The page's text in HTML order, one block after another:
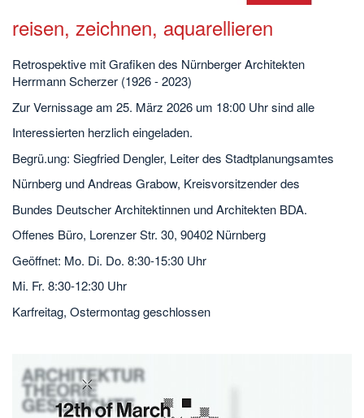
reisen, zeichnen, aquarellieren
Retrospektive mit Grafiken des Nürnberger Architekten
Herrmann Scherzer (1926 - 2023)
Zur Vernissage am 25. März 2026 um 18:00 Uhr sind alle
Interessierten herzlich eingeladen.
Begrü.ung: Siegfried Dengler, Leiter des Stadtplanungsamtes
Nürnberg und Andreas Grabow, Kreisvorsitzender des
Bundes Deutscher Architektinnen und Architekten BDA.
Offenes Büro, Lorenzer Str. 30, 90402 Nürnberg
Geöffnet: Mo. Di. Do. 8:30-15:30 Uhr
Mi. Fr. 8:30-12:30 Uhr
Karfreitag, Ostermontag geschlossen